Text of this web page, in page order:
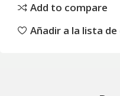
Add to compare
Añadir a la lista de